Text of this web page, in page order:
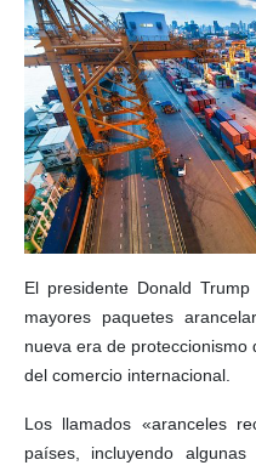
El presidente Donald
mayores paquetes
nueva era de
del comercio internacional.
Los llamados «aranceles
países, incluyendo